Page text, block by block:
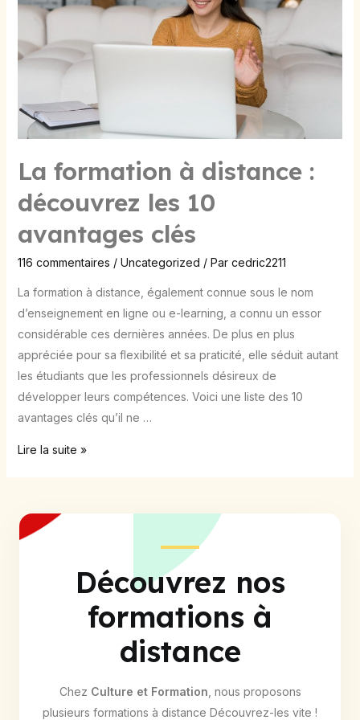
La formation à distance :
découvrez les 10
avantages clés
116 commentaires / Uncategorized / Par cedric2211
La formation à distance, également connue sous le nom
d’enseignement en ligne ou e-learning, a connu un essor
considérable ces dernières années. De plus en plus
appréciée pour sa flexibilité et sa praticité, elle séduit autant
les étudiants que les professionnels désireux de
développer leurs compétences. Voici une liste des 10
avantages clés qu’il ne …
découvrez
10
avantages
Lire la suite »
Découvrez nos
formations à
distance
Chez Culture et Formation , nous proposons
plusieurs formations à distance Découvrez-les vite !